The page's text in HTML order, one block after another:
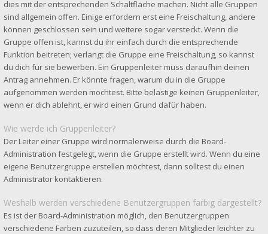
dies mit der entsprechenden Schaltfläche machen. Nicht alle Gruppen
sind allgemein offen. Einige erfordern erst eine Freischaltung, andere
können geschlossen sein und weitere sogar versteckt. Wenn die
Gruppe offen ist, kannst du ihr einfach durch die entsprechende
Funktion beitreten; verlangt die Gruppe eine Freischaltung, so kannst
du dich für sie bewerben. Ein Gruppenleiter muss daraufhin deinen
Antrag annehmen. Er könnte fragen, warum du in die Gruppe
aufgenommen werden möchtest. Bitte belästige keinen Gruppenleiter,
wenn er dich ablehnt, er wird einen Grund dafür haben.
Wie werde ich Gruppenleiter?
Der Leiter einer Gruppe wird normalerweise durch die Board-
Administration festgelegt, wenn die Gruppe erstellt wird. Wenn du eine
eigene Benutzergruppe erstellen möchtest, dann solltest du einen
Administrator kontaktieren.
Weshalb werden verschiedene Benutzergruppen farbig dargestellt?
Es ist der Board-Administration möglich, den Benutzergruppen
verschiedene Farben zuzuteilen, so dass deren Mitglieder leichter zu